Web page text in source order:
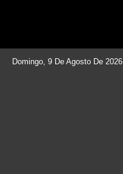
Domingo, 9 De Agosto De 2026